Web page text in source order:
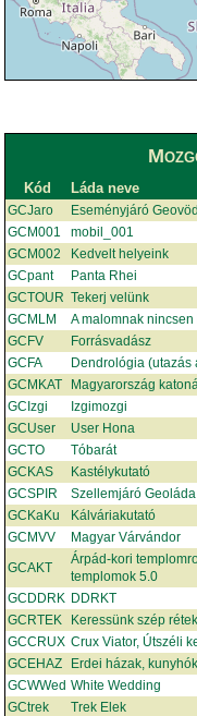
Kód Láda neve
GCJaro Eseményjáró
GCM001
mobil_001
GCM002
Kedvelt helyeink
GCpant
Panta Rhei
GCTOUR Tekerj velünk
GCMLM
A malomnak nincsen
GCFV
Forrásvadász
GCFA
Dendrológia (utazás
GCMKAT
Magyarország
GCIzgi
Izgimozgi
GCUser
User Hona
GCTO
Tóbarát
GCKAS
Kastélykutató
GCSPIR
Szellemjáró Geoláda
GCKaKu
Kálváriakutató
GCMVV
Magyar Várvándor
GCAKT
Árpád-kori
templomok 5.0
GCDDRK DDRKT
GCRTEK
Keressünk szép
GCCRUX Crux Viator, Útszéli
GCEHAZ
Erdei házak, kunyhók
GCWWed White Wedding
GCtrek
Trek Elek